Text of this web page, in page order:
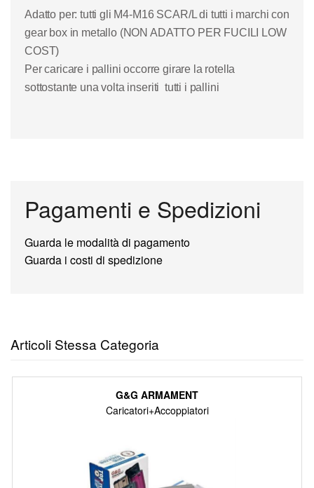
Adatto per: tutti gli M4-M16 SCAR/L di tutti i marchi con
gear box in metallo (NON ADATTO PER FUCILI LOW
COST)
Per caricare i pallini occorre girare la rotella
sottostante una volta inseriti tutti i pallini
Pagamenti e Spedizioni
Guarda le modalità di pagamento
Guarda i costi di spedizione
Articoli Stessa Categoria
G&G ARMAMENT
Caricatori+Accoppiatori